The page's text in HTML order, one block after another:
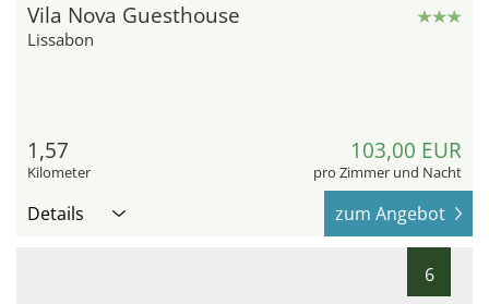
Vila Nova Guesthouse
Lissabon
1,57
Kilometer
103,00 EUR
pro Zimmer und Nacht
Details zum Angebot
6